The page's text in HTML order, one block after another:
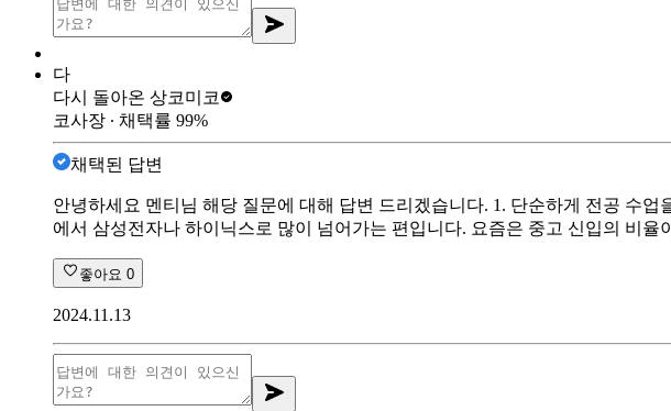
다
다시 돌아온 상코미코
코사장 ∙ 채택률 99%
채택된 답변
안녕하세요 멘티님 해당 질문에 대해 답변 드리겠습니다. 1. 단순하게 전공 수
에서 삼성전자나 하이닉스로 많이 넘어가는 편입니다. 요즘은 중고 신입의 비
좋아요 0
2024.11.13